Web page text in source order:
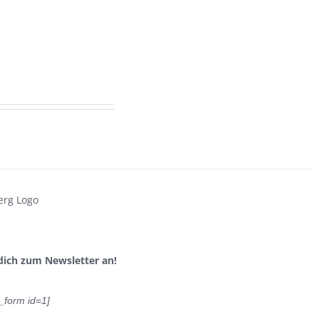
zum Newsletter an!
id=1]